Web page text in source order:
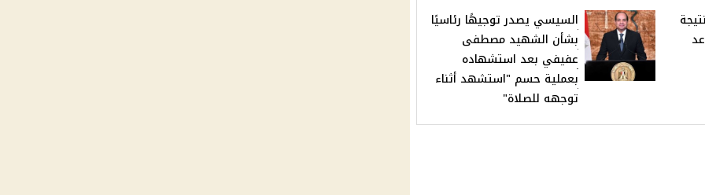
السيسي يصدر توجيهًا رئاسيًا
بشأن الشهيد مصطفى
عفيفي بعد استشهاده
بعملية حسم "استشهد أثناء
توجهه للصلاة"